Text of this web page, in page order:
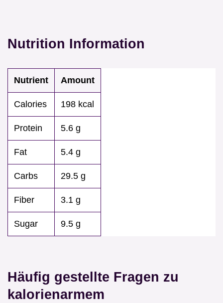
Nutrition Information
Nutrient Amount
Calories 198 kcal
Protein 5.6 g
Fat 5.4 g
Carbs 29.5 g
Fiber 3.1 g
Sugar 9.5 g
Häufig gestellte Fragen zu
kalorienarmem